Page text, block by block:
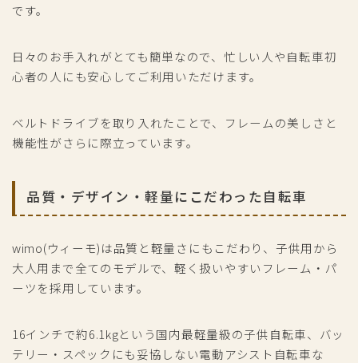
です。
日々のお手入れがとても簡単なので、忙しい人や自転車初
心者の人にも安心してご利用いただけます。
ベルトドライブを取り入れたことで、フレームの美しさと
機能性がさらに際立っています。
品質・デザイン・軽量にこだわった自転車
wimo(ウィーモ)は品質と軽量さにもこだわり、子供用から
大人用まで全てのモデルで、軽く扱いやすいフレーム・パ
ーツを採用しています。
16インチで約6.1kgという国内最軽量級の子供自転車、バッ
テリー・スペックにも妥協しない電動アシスト自転車な